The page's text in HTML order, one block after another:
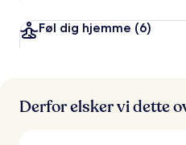
Føl dig hjemme (6)
Derfor elsker vi dette